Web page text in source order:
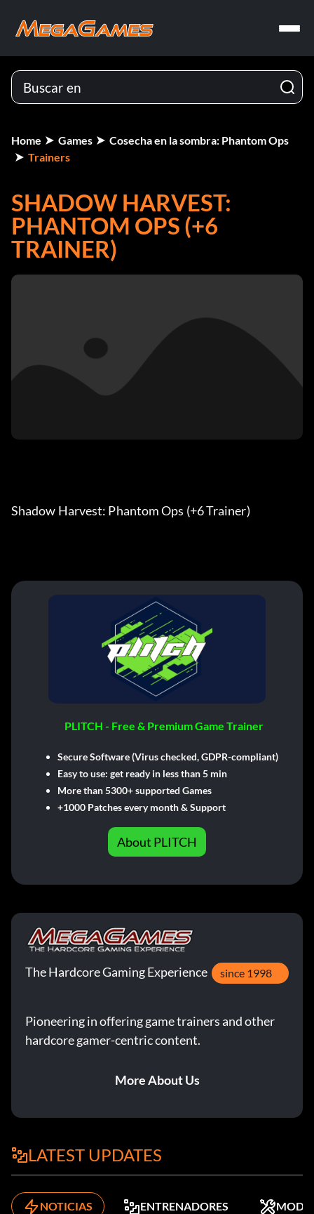
Home Games
Cosecha en la sombra: Phantom Ops
Trainers
SHADOW HARVEST:
PHANTOM OPS (+6
TRAINER)
Shadow Harvest: Phantom Ops (+6 Trainer)
PLITCH - Free & Premium Game Trainer
Secure Software (Virus checked, GDPR-compliant)
Easy to use: get ready in less than 5 min
More than 5300+ supported Games
+1000 Patches every month & Support
About PLITCH
The Hardcore Gaming Experience since 1998
Pioneering in offering game trainers and other
hardcore gamer-centric content.
More About Us
LATEST UPDATES
NOTICIAS ENTRENADORES MODS